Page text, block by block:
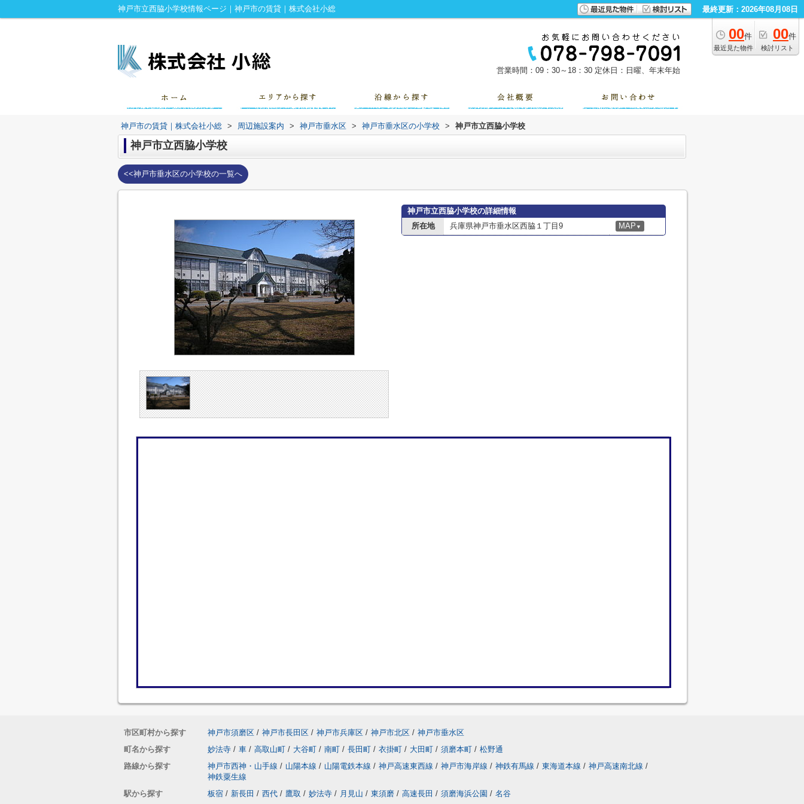
神戸市立西脇小学校情報ページ｜神戸市の賃貸｜株式会社小総 最終更新：2026年08月08日
00件
最近見た物件
00件
検討リスト
営業時間：09：30～18：30 定休日：日曜、年末年始
神戸市の賃貸｜株式会社小総 > 周辺施設案内 > 神戸市垂水区 > 神戸市垂水区の小学校 > 神戸市立西脇小学校
神戸市立西脇小学校
<<神戸市垂水区の小学校の一覧へ
神戸市立西脇小学校の詳細情報
所在地
兵庫県神戸市垂水区西脇１丁目9 MAP ▼
市区町村から探す 神戸市須磨区 / 神戸市長田区 / 神戸市兵庫区 / 神戸市北区 / 神戸市垂水区
町名から探す
妙法寺 / 車 / 高取山町 / 大谷町 / 南町 / 長田町 / 衣掛町 / 大田町 / 須磨本町 / 松野通
路線から探す
神戸市西神・山手線 / 山陽本線 / 山陽電鉄本線 / 神戸高速東西線 / 神戸市海岸線 / 神鉄有馬線 / 東海道本線 / 神戸高速南北線 /
神鉄粟生線
駅から探す
板宿 / 新長田 / 西代 / 鷹取 / 妙法寺 / 月見山 / 東須磨 / 高速長田 / 須磨海浜公園 / 名谷